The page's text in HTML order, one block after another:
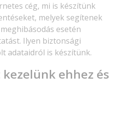
cég, mi is készítünk
melyek segítenek
esetén
Ilyen biztonsági
adataidról is készítünk.
ehhez és